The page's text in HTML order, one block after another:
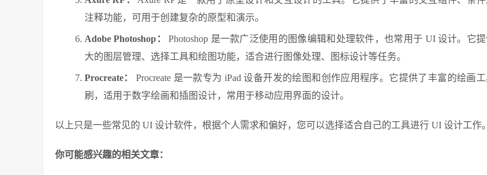
注释功能，可用于创建复杂的原型和演示。
Adobe Photoshop：
Photoshop 是一款广泛使用的图像编辑和处理软件，也常用于 UI 设计。它
大的图层管理、选择工具和绘图功能，适合进行图像处理、图标设计等任务。
Procreate：
Procreate 是一款专为 iPad 设备开发的绘图和创作应用程序。它提供了丰富的绘画
刷，适用于数字绘画和插图设计，常用于移动应用界面的设计。
以上只是一些常见的 UI 设计软件，根据个人需求和偏好，您可以选择适合自己的工具进行 UI 设计工作。
你可能感兴趣的相关文章：